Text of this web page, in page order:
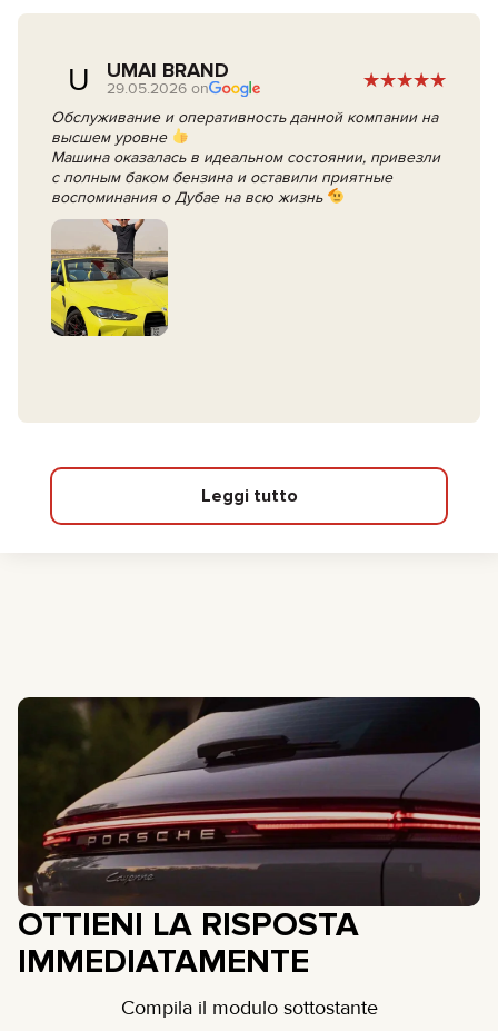
U UMAI BRAND
29.05.2026 on
Обслуживание и оперативность данной компании на
высшем уровне
Машина оказалась в идеальном состоянии, привезли
с полным баком бензина и оставили приятные
воспоминания о Дубае на всю жизнь
Leggi tutto
OTTIENI LA RISPOSTA
IMMEDIATAMENTE
Compila il modulo sottostante